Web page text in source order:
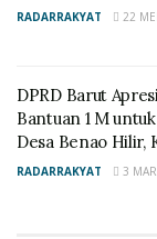
RADARRAKYAT 22
DPRD Barut
Bantuan 1 M
Desa Benao Hilir,
RADARRAKYAT 3